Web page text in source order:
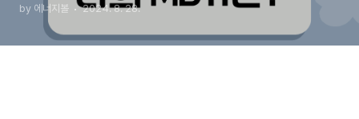
by 에너지볼 2024. 8. 28.